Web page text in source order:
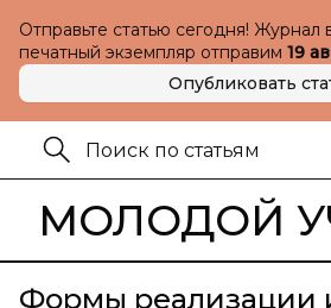
Отправьте статью сегодня! Журнал
печатный экземпляр отправим 19
Опубликовать
МОЛОДОЙ
Формы реализации